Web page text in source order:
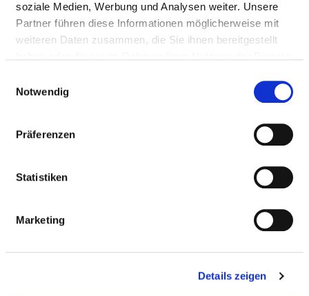
soziale Medien, Werbung und Analysen weiter. Unsere
Partner führen diese Informationen möglicherweise mit
weiteren Daten zusammen, die Sie ihnen bereitgestellt
Notwendig
Präferenzen
Statistiken
Marketing
Details zeigen
Personelle Ausstattung der Fachabteilung mit
therapeutischem Personal. Mitarbeitende, die nicht
eindeutig einer Fachabteilung zugeordnet werden
DIPLOM-PSYCHOLOGEN UND DIPLOM-
PSYCHOTHERAPEUTINNEN